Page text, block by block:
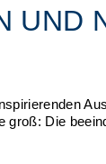
UND
groß: Die